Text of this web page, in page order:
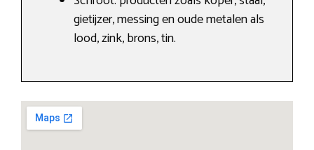
gietijzer, messing en oude metalen als
lood, zink, brons, tin.